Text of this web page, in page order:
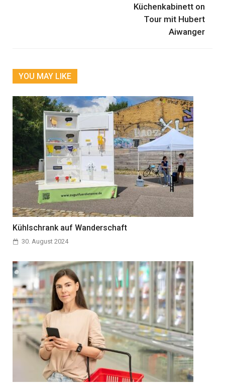
Küchenkabinett on
Tour mit Hubert
Aiwanger
YOU MAY LIKE
Kühlschrank auf Wanderschaft
30. August 2024